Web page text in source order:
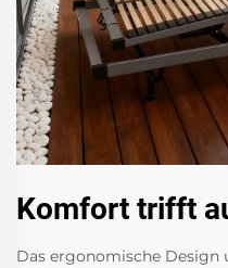
Komfort trifft
Das ergonomische